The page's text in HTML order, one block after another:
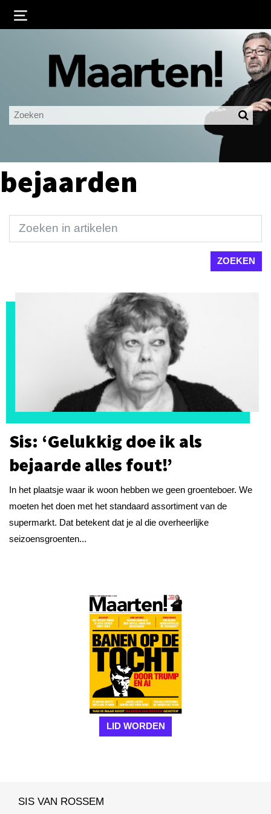
Ingelogd blijven
LOGIN
bejaarden
Sis: ‘Gelukkig doe ik als
bejaarde alles fout!’
In het plaatsje waar ik woon hebben we geen groenteboer. We
moeten het doen met het standaard assortiment van de
supermarkt. Dat betekent dat je al die overheerlijke
seizoensgroenten...
LID WORDEN
SIS VAN ROSSEM